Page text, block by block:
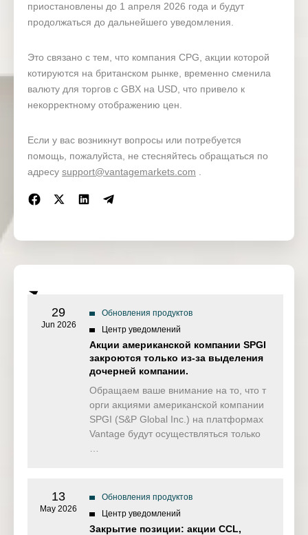
приостановлены до 1 апреля 2026 года и будут
продолжаться до дальнейшего уведомления.
Это связано с тем, что компания CPG, акции которой
котируются на британском рынке, временно сменила
валюту для торгов с GBX на USD, что привело к
некорректному отображению цен.
Если у вас возникнут вопросы или потребуется
помощь, пожалуйста, не стесняйтесь обращаться по
адресу support@vantagemarkets.com
29
Jun 2026
Обновления продуктов
Центр уведомлений
Акции американской компании SPGI
закроются только из-за выделения
дочерней компании.
Обращаем ваше внимание на то, что т
орги акциями американской компании
SPGI (S&P Global Inc.) на платформах
Vantage будут осуществляться только
13
May 2026
Обновления продуктов
Центр уведомлений
Закрытие позиции: акции CCL,